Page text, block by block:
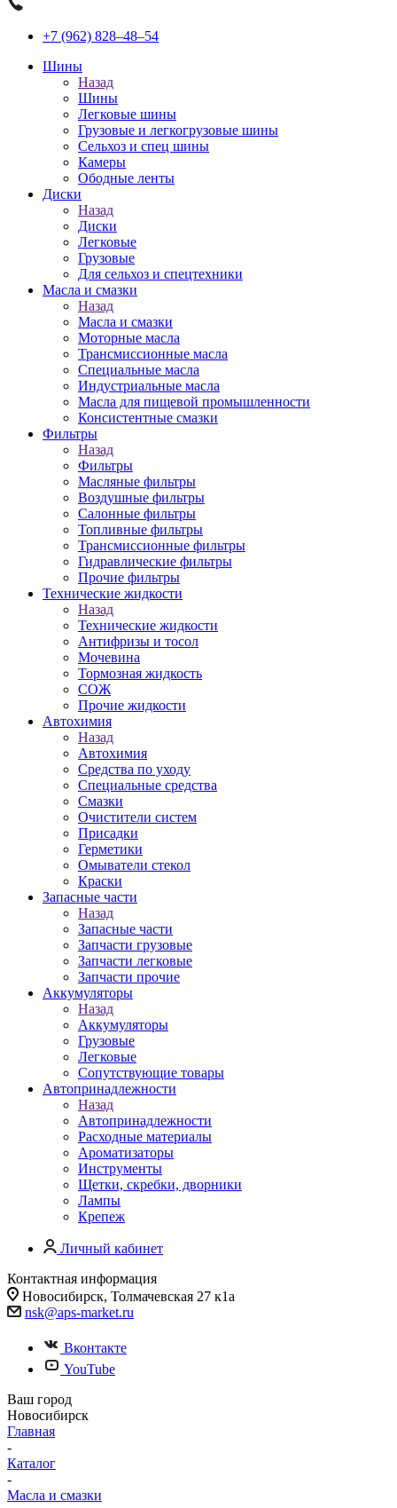
+7 (962) 828‒48‒54
Шины
Назад
Шины
Легковые шины
Грузовые и легкогрузовые шины
Сельхоз и спец шины
Камеры
Ободные ленты
Диски
Назад
Диски
Легковые
Грузовые
Для сельхоз и спецтехники
Масла и смазки
Назад
Масла и смазки
Моторные масла
Трансмиссионные масла
Специальные масла
Индустриальные масла
Масла для пищевой промышленности
Консистентные смазки
Фильтры
Назад
Фильтры
Масляные фильтры
Воздушные фильтры
Салонные фильтры
Топливные фильтры
Трансмиссионные фильтры
Гидравлические фильтры
Прочие фильтры
Технические жидкости
Назад
Технические жидкости
Антифризы и тосол
Мочевина
Тормозная жидкость
СОЖ
Прочие жидкости
Автохимия
Назад
Автохимия
Средства по уходу
Специальные средства
Смазки
Очистители систем
Присадки
Герметики
Омыватели стекол
Краски
Запасные части
Назад
Запасные части
Запчасти грузовые
Запчасти легковые
Запчасти прочие
Аккумуляторы
Назад
Аккумуляторы
Грузовые
Легковые
Сопутствующие товары
Автопринадлежности
Назад
Автопринадлежности
Расходные материалы
Ароматизаторы
Инструменты
Щетки, скребки, дворники
Лампы
Крепеж
Личный кабинет
Контактная информация
Новосибирск, Толмачевская 27 к1а
nsk@aps-market.ru
Вконтакте
YouTube
Ваш город
Новосибирск
Главная
-
Каталог
-
Масла и смазки